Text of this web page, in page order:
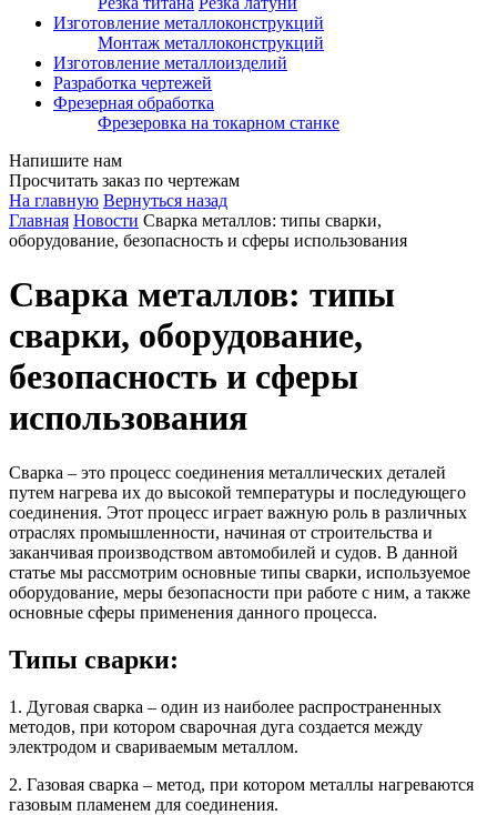
Изготовление металлоконструкций
Монтаж металлоконструкций
Изготовление металлоизделий
Разработка чертежей
Фрезерная обработка
Фрезеровка на токарном станке
Напишите нам
Просчитать заказ по чертежам
На главную Вернуться назад
Главная Новости Сварка металлов: типы сварки,
оборудование, безопасность и сферы использования
Сварка металлов: типы
сварки, оборудование,
безопасность и сферы
использования
Сварка – это процесс соединения металлических деталей
путем нагрева их до высокой температуры и последующего
соединения. Этот процесс играет важную роль в различных
отраслях промышленности, начиная от строительства и
заканчивая производством автомобилей и судов. В данной
статье мы рассмотрим основные типы сварки, используемое
оборудование, меры безопасности при работе с ним, а также
основные сферы применения данного процесса.
Типы сварки:
1. Дуговая сварка – один из наиболее распространенных
методов, при котором сварочная дуга создается между
электродом и свариваемым металлом.
2. Газовая сварка – метод, при котором металлы нагреваются
газовым пламенем для соединения.